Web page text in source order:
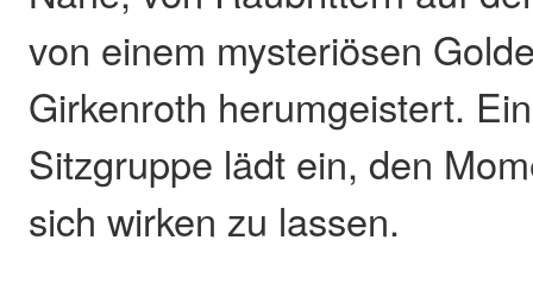
von einem mysteriösen
Girkenroth herumgeistert.
Sitzgruppe lädt ein, den
sich wirken zu lassen.